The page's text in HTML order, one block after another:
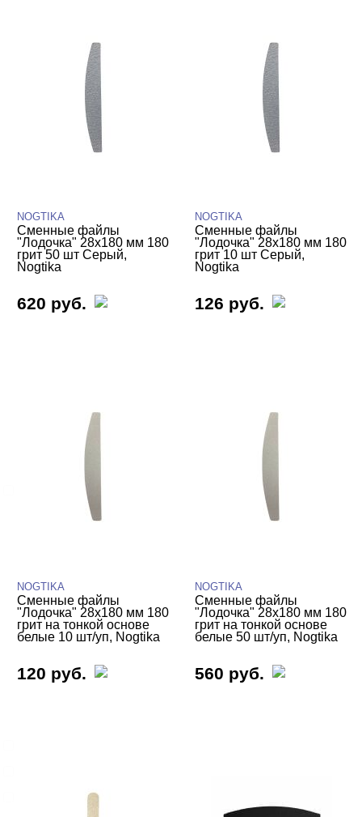
Дизайн ногтей
Инструменты
Пилки, блоки
Пилки-основы
Сменные файлы NOGTIKA
основа
NOGTIKA
ВИДЫ ПИЛОК
Для маникюра
NOGTIKA
Сменные файлы
"Лодочка" 28х180 мм 180
грит 50 шт Серый,
Nogtika
620 руб.
NOGTIKA
Сменные файлы
"Лодочка" 28х180 мм 180
грит 10 шт Серый,
Nogtika
126 руб.
NOGTIKA
Сменные файлы
"Лодочка" 28х180 мм 180
грит на тонкой основе
белые 10 шт/уп, Nogtika
120 руб.
NOGTIKA
Сменные файлы
"Лодочка" 28х180 мм 180
грит на тонкой основе
белые 50 шт/уп, Nogtika
560 руб.